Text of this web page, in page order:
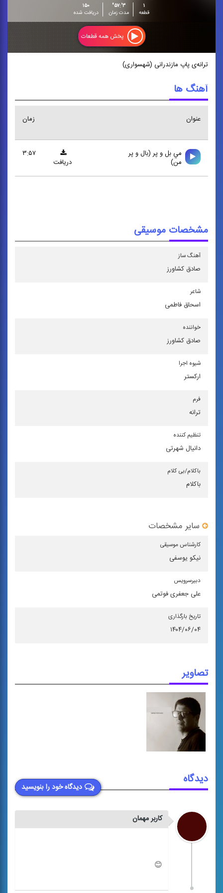
۱
قطعه
۳':۵۷"
مدت زمان
۱۵۰
دریافت شده
پخش همه قطعات
ترانه‌ی پاپ مازندرانی (شهسواری)
آهنگ ها
عنوان زمان
مي بل و پر (بال و پر
من)
۳:۵۷
دریافت
مشخصات موسیقی
آهنگ ساز
صادق كشاورز
شاعر
اسحاق فاطمی
خواننده
صادق كشاورز
شیوه اجرا
اركستر
فرم
ترانه
تنظیم كننده
دانیال شهرتی
باكلام/بی كلام
باکلام
سایر مشخصات
كارشناس موسیقی
نیکو یوسفی
دبیرسرویس
علی جعفری فوتمی
تاریخ بارگذاری
۱۴۰۴/۰۶/۰۴
تصاویر
دیدگاه خود را بنویسید
دیدگاه
کاربر مهمان